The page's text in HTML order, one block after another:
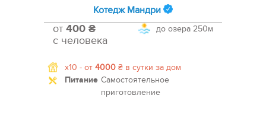
Котедж Мандри
до озера 250м
от 400 ₴
с человека
x10 - от 4000 ₴ в сутки за дом
Питание Самостоятельное
приготовление